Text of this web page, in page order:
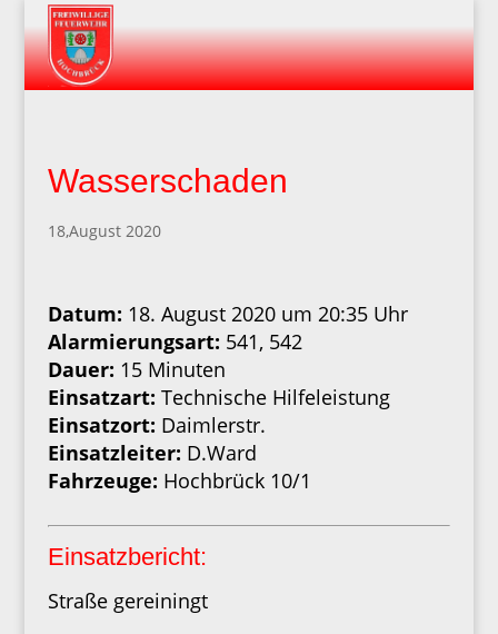
Wasserschaden
18,August 2020
Datum: 18. August 2020 um 20:35 Uhr
Alarmierungsart: 541, 542
Dauer: 15 Minuten
Einsatzart: Technische Hilfeleistung
Einsatzort: Daimlerstr.
Einsatzleiter: D.Ward
Fahrzeuge: Hochbrück 10/1
Einsatzbericht:
Straße gereiningt